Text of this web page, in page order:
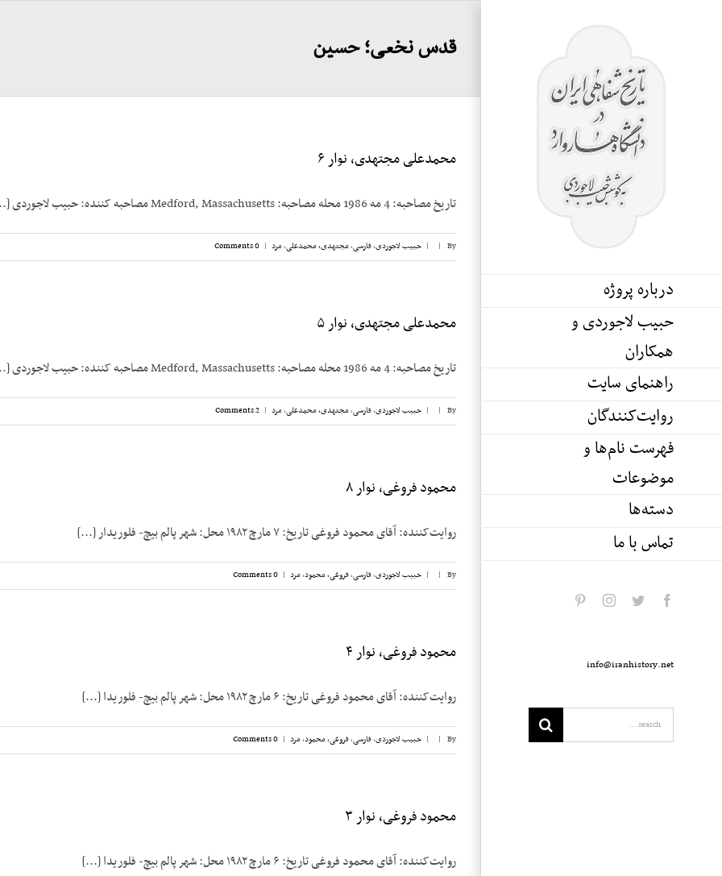
درباره پروژه
حبیب لاجوردی و
همکاران
راهنمای سایت
روایت‌کنندگان
فهرست نام‌ها و
موضوعات
دسته‌ها
تماس با ما
facebook
twitter
instagram
info@iranhistory.net
قدس نخعی؛ حسین
محمدعلی مجتهدی، نوار ۶
تاریخ مصاحبه: 4 مه 1986 محله مصاحبه: Medford, Massachusetts مصاحبه کننده: حبیب لاجوردی [...]
By
|
| حبیب لاجوردی,فارسی,مجتهدی، محمدعلی,مرد |
0 Comments
محمدعلی مجتهدی، نوار ۵
تاریخ مصاحبه: 4 مه 1986 محله مصاحبه: Medford, Massachusetts مصاحبه کننده: حبیب لاجوردی [...]
By
|
| حبیب لاجوردی,فارسی,مجتهدی، محمدعلی,مرد |
2 Comments
محمود فروغی، نوار ۸
روایت‌کننده: آقای محمود فروغی تاریخ: ۷ مارچ ۱۹۸۲ محل: شهر پالم بیچ- فلوریدار [...]
By
|
| حبیب لاجوردی,فارسی,فروغی، محمود,مرد |
0 Comments
محمود فروغی، نوار ۴
روایت‌کننده: آقای محمود فروغی تاریخ: ۶ مارچ ۱۹۸۲ محل: شهر پالم بیچ- فلوریدا [...]
By
|
| حبیب لاجوردی,فارسی,فروغی، محمود,مرد |
0 Comments
محمود فروغی، نوار ۳
روایت‌کننده: آقای محمود فروغی تاریخ: ۶ مارچ ۱۹۸۲ محل: شهر پالم بیچ- فلوریدا [...]